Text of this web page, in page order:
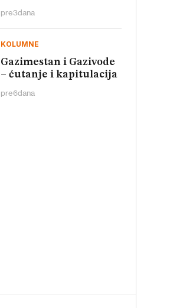
pre3dana
KOLUMNE
Gazimestan i Gazivode
– ćutanje i kapitulacija
pre6dana